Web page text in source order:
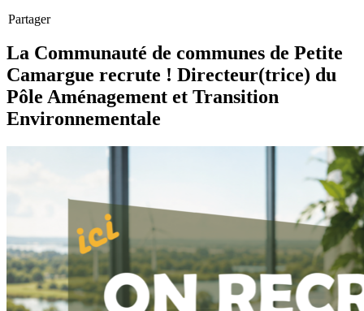
Partager
La Communauté de communes de Petite
Camargue recrute ! Directeur(trice) du
Pôle Aménagement et Transition
Environnementale